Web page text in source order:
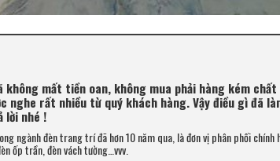
không mất tiền oan, không mua phải hàng kém
nghe rất nhiều từ quý khách hàng. Vậy điều gì đã
lời nhé !
ngành đèn trang trí đã hơn 10 năm qua, là đơn vị phân phối
ốp trần, đèn vách tường…vvv.